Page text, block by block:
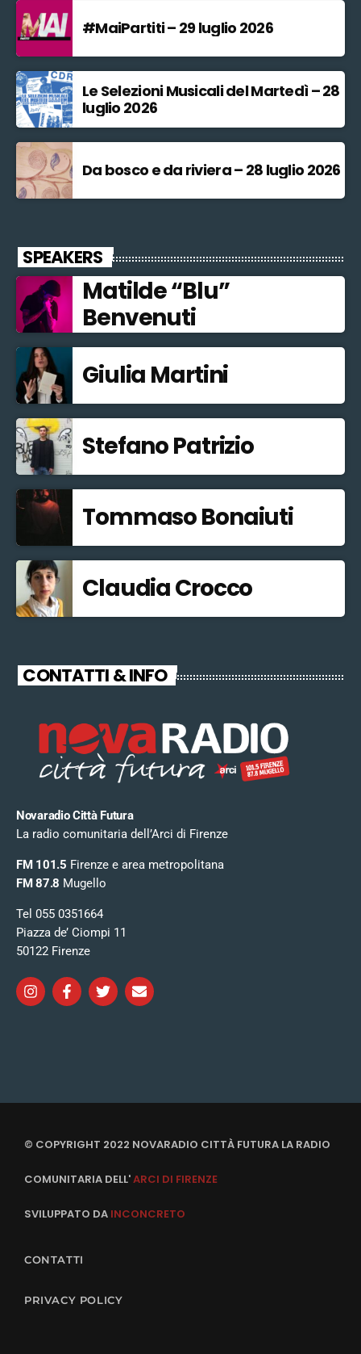
#MaiPartiti – 29 luglio 2026
Le Selezioni Musicali del Martedì – 28
luglio 2026
Da bosco e da riviera – 28 luglio 2026
SPEAKERS
Matilde “Blu”
Benvenuti
Giulia Martini
Stefano Patrizio
Tommaso Bonaiuti
Claudia Crocco
CONTATTI & INFO
Novaradio Città Futura
La radio comunitaria dell’Arci di Firenze
FM 101.5 Firenze e area metropolitana
FM 87.8 Mugello
Tel 055 0351664
Piazza de’ Ciompi 11
50122 Firenze
© COPYRIGHT 2022 NOVARADIO CITTÀ FUTURA LA RADIO
COMUNITARIA DELL'ARCI DI FIRENZE
SVILUPPATO DA INCONCRETO
CONTATTI
PRIVACY POLICY